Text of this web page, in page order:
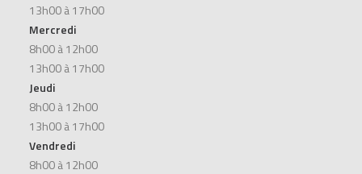
13h00 à 17h00
Mercredi
8h00 à 12h00
13h00 à 17h00
Jeudi
8h00 à 12h00
13h00 à 17h00
Vendredi
8h00 à 12h00